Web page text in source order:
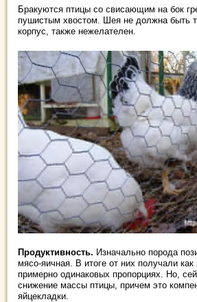
Бракуются птицы со свисающим на бок
пушистым хвостом. Шея не должна быть
корпус, также нежелателен.
Продуктивность. Изначально порода
мясо-яичная. В итоге от них получали
примерно одинаковых пропорциях. Но,
снижение массы птицы, причем это
яйцекладки.